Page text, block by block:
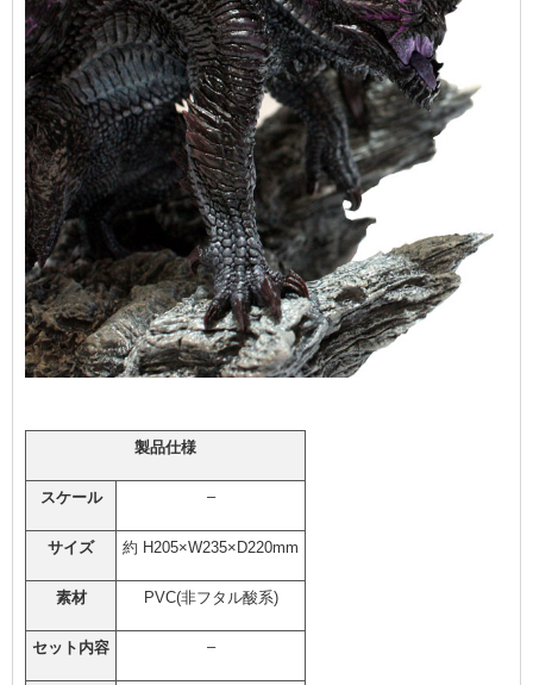
製品仕様
スケール –
サイズ 約 H205×W235×D220mm
素材 PVC(非フタル酸系)
セット内容 –